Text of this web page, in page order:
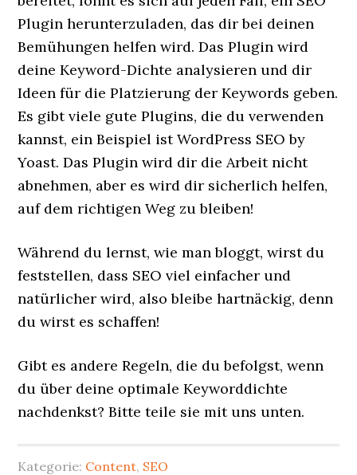
Plugin herunterzuladen, das dir bei deinen
Bemühungen helfen wird. Das Plugin wird
deine Keyword-Dichte analysieren und dir
Ideen für die Platzierung der Keywords geben.
Es gibt viele gute Plugins, die du verwenden
kannst, ein Beispiel ist WordPress SEO by
Yoast. Das Plugin wird dir die Arbeit nicht
abnehmen, aber es wird dir sicherlich helfen,
auf dem richtigen Weg zu bleiben!
Während du lernst, wie man bloggt, wirst du
feststellen, dass SEO viel einfacher und
natürlicher wird, also bleibe hartnäckig, denn
du wirst es schaffen!
Gibt es andere Regeln, die du befolgst, wenn
du über deine optimale Keyworddichte
nachdenkst? Bitte teile sie mit uns unten.
Kategorie: Content, SEO